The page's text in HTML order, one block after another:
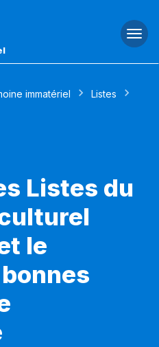
immatériel
Listes
Listes du
le